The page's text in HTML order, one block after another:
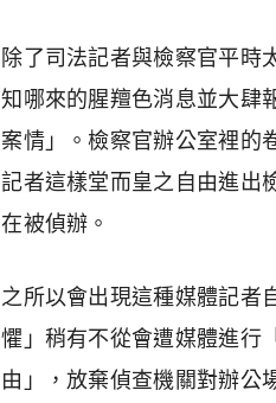
除了司法記者與檢察官平時
知哪來的腥羶色消息並大肆
案情」。檢察官辦公室裡的
記者這樣堂而皇之自由進出
在被偵辦。
之所以會出現這種媒體記者
懼」稍有不從會遭媒體進行
由」，放棄偵查機關對辦公